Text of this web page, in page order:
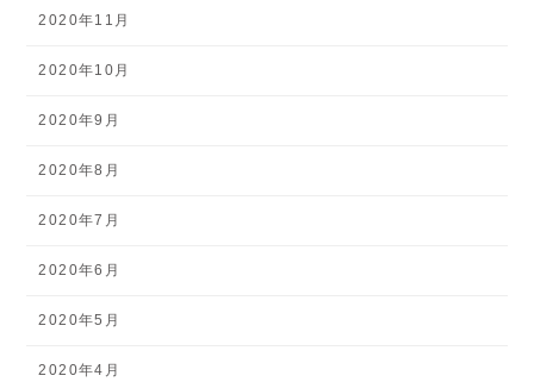
2020年11月
2020年10月
2020年9月
2020年8月
2020年7月
2020年6月
2020年5月
2020年4月